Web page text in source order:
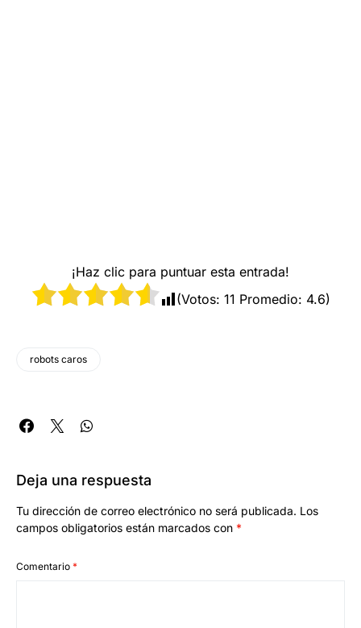
¡Haz clic para puntuar esta entrada!
(Votos: 11 Promedio: 4.6)
robots caros
Deja una respuesta
Tu dirección de correo electrónico no será publicada. Los
campos obligatorios están marcados con *
Comentario *